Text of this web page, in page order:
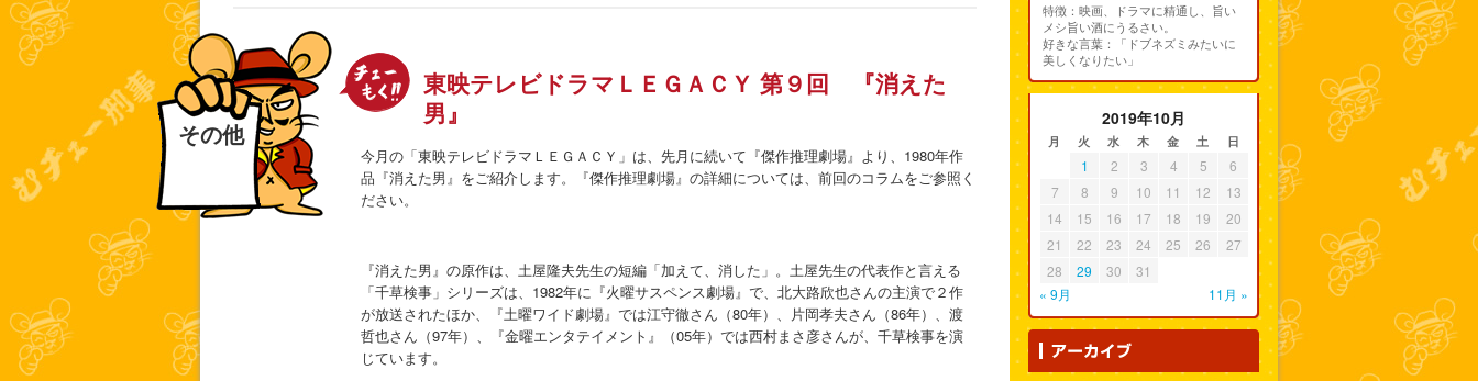
その他
東映テレビドラマＬＥＧＡＣＹ 第９回 『消えた
男』
今月の「東映テレビドラマＬＥＧＡＣＹ」は、先月に続いて『傑作推理劇場』より、1980年作
品『消えた男』をご紹介します。『傑作推理劇場』の詳細については、前回のコラムをご参照く
ださい。
『消えた男』の原作は、土屋隆夫先生の短編「加えて、消した」。土屋先生の代表作と言える
「千草検事」シリーズは、1982年に『火曜サスペンス劇場』で、北大路欣也さんの主演で２作
が放送されたほか、『土曜ワイド劇場』では江守徹さん（80年）、片岡孝夫さん（86年）、渡
哲也さん（97年）、『金曜エンタテイメント』（05年）では西村まさ彦さんが、千草検事を演
じています。
特徴：映画、ドラマに精通し、旨い
メシ旨い酒にうるさい。
好きな言葉：「ドブネズミみたいに
美しくなりたい」
2019年10月
月 火 水 木 金 土 日
« 9月 11月 »
1 2 3 4 5
6
7
8 9 10 11 12
13
14
15 16 17 18 19
20
21
22 23 24 25 26
27
28
29 30 31